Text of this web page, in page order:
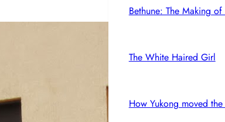
Bethune: The Making
The White Haired Girl
How Yukong moved